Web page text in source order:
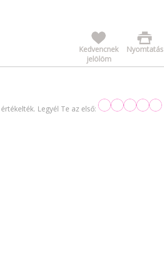
Nyomtatás
Kedvencnek
jelölöm
Legyél Te az első: